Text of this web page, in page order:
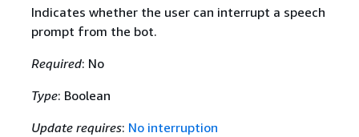
Indicates whether the user can interrupt a speech
prompt from the bot.
Required: No
Type: Boolean
Update requires: No interruption